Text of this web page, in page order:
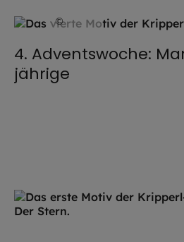
© EOM
4. Adventswoche:
jährige